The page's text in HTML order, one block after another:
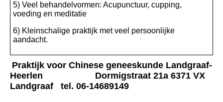
5) Veel behandelvormen: Acupunctuur, cupping,
voeding en meditatie
6) Kleinschalige praktijk met veel persoonlijke
aandacht.
Praktijk voor Chinese geneeskunde Landgraaf-
Heerlen Dormigstraat 21a 6371 VX
Landgraaf tel. 06-14689149